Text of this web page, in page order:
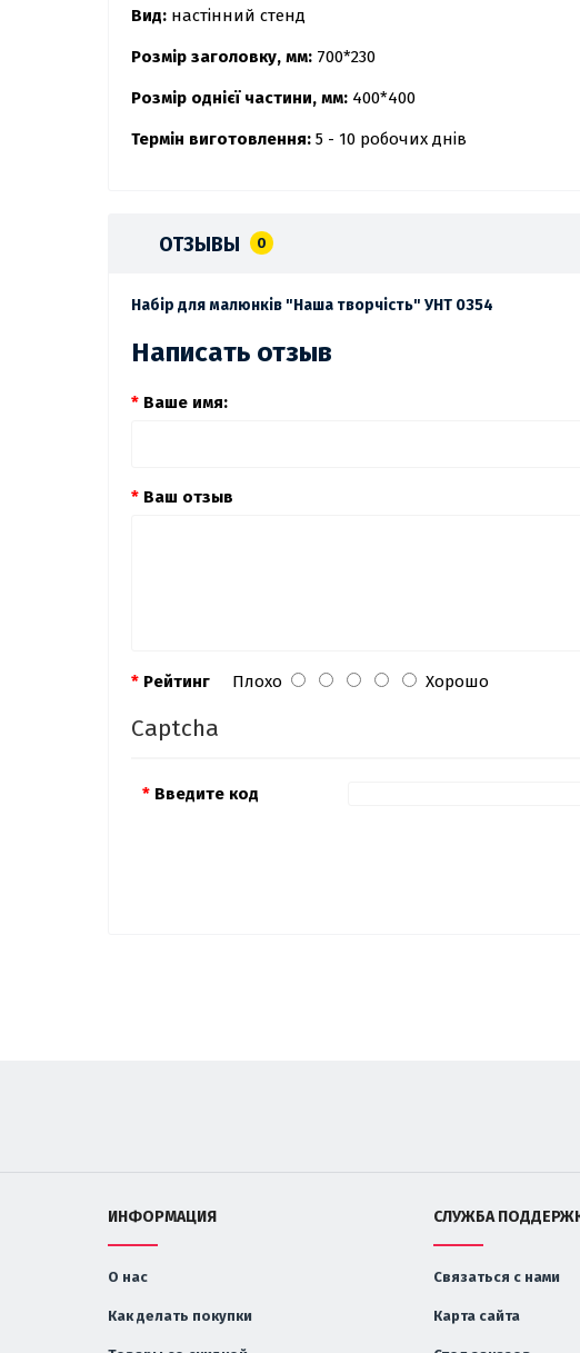
Вид: настінний стенд
Розмір заголовку, мм: 700*230
Розмір однієї частини, мм: 400*400
Термін виготовлення: 5 - 10 робочих днів
ОТЗЫВЫ 0
Набір для малюнків "Наша творчість" УНТ 0354
Написать отзыв
Ваше имя:
Ваш отзыв
Рейтинг Плохо Хорошо
Captcha
Введите код
ИНФОРМАЦИЯ
О нас
Как делать покупки
СЛУЖБА
Связаться с нами
Карта сайта